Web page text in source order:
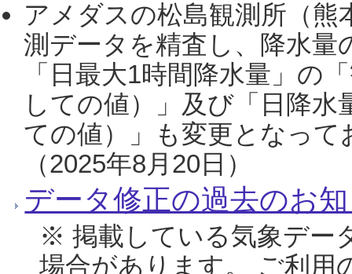
アメダスの松島観測所（熊
測データを精査し、降水
「日最大1時間降水量」の
しての値）」及び「日降
ての値）」も変更となっ
（2025年8月20日）
データ修正の過去のお
※ 掲載している気象デー
場合があります。 ご利用